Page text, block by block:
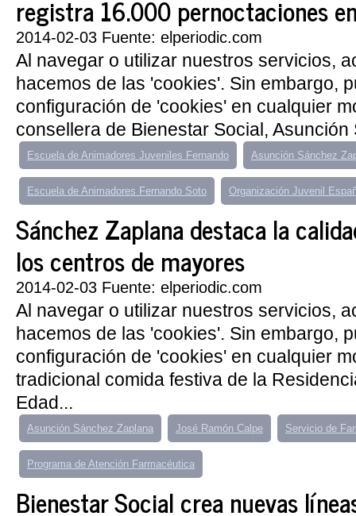
registra 16.000 pernoctaciones
2014-02-03 Fuente: elperiodic.com
Al navegar o utilizar nuestros servicios,
hacemos de las 'cookies'. Sin embargo,
configuración de 'cookies' en cualquier
consellera de Bienestar Social, Asunción
Escuela de Animadores Juveniles Fernando Asunción Sánchez
Escuela de Animadores Fernando Soto Organización Juvenil
Sánchez Zaplana destaca la
los centros de mayores
2014-02-03 Fuente: elperiodic.com
Al navegar o utilizar nuestros servicios,
hacemos de las 'cookies'. Sin embargo,
configuración de 'cookies' en cualquier
tradicional comida festiva de la
Edad...
Asunción Sánchez Zaplana José Ramón Calpe Servicio de
Programa de Atención Farmacéutica
Bienestar Social crea nuevas